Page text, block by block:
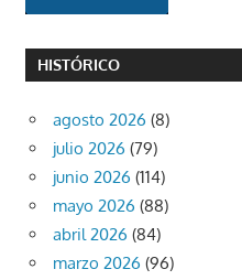
HISTÓRICO
agosto 2026 (8)
julio 2026 (79)
junio 2026 (114)
mayo 2026 (88)
abril 2026 (84)
marzo 2026 (96)